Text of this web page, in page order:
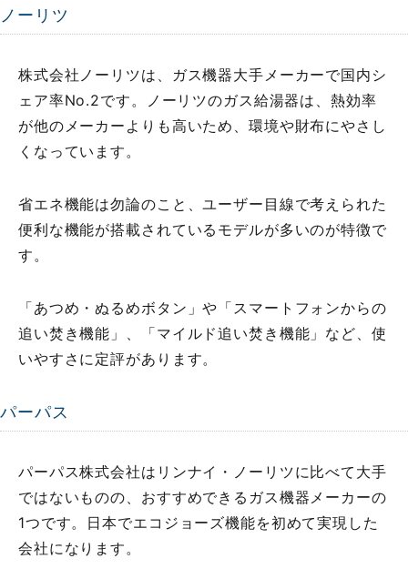
ノーリツ
株式会社ノーリツは、ガス機器大手メーカーで国内シ
ェア率No.2です。ノーリツのガス給湯器は、熱効率
が他のメーカーよりも高いため、環境や財布にやさし
くなっています。
省エネ機能は勿論のこと、ユーザー目線で考えられた
便利な機能が搭載されているモデルが多いのが特徴で
す。
「あつめ・ぬるめボタン」や「スマートフォンからの
追い焚き機能」、「マイルド追い焚き機能」など、使
いやすさに定評があります。
パーパス
パーパス株式会社はリンナイ・ノーリツに比べて大手
ではないものの、おすすめできるガス機器メーカーの
1つです。日本でエコジョーズ機能を初めて実現した
会社になります。